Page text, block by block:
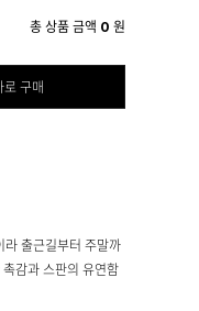
총 상품 금액 0 원
로 구매
라 출근길부터 주말까
감과 스판의 유연함